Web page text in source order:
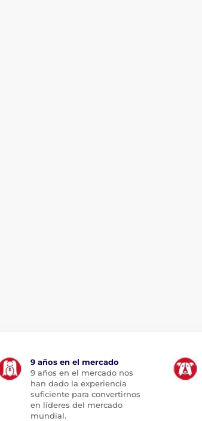
9 años en el mercado
9 años en el mercado nos
han dado la experiencia
suficiente para convertirnos
en líderes del mercado
mundial.